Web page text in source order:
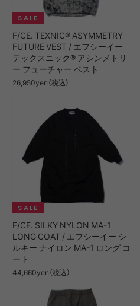
F/CE. TEXNIC® ASYMMETRY
FUTURE VEST / エフシーイー
テックスニック® アシンメトリ
ー フューチャー ベスト
26,950yen（税込）
F/CE. SILKY NYLON MA-1
LONG COAT / エフシーイー シ
ルキー ナイロン MA-1 ロング コ
ート
44,660yen（税込）